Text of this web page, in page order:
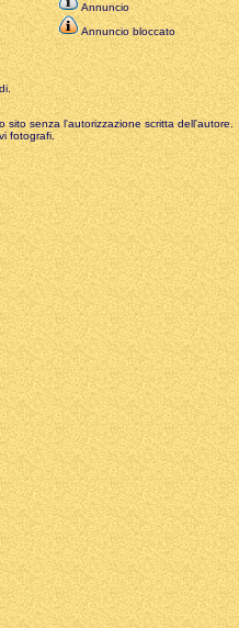
Annuncio
Annuncio bloccato
senza l'autorizzazione scritta dell'autore.
fotografi.